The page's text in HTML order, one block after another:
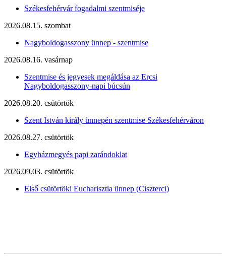
Székesfehérvár fogadalmi szentmiséje
2026.08.15. szombat
Nagyboldogasszony ünnep - szentmise
2026.08.16. vasárnap
Szentmise és jegyesek megáldása az Ercsi
Nagyboldogasszony-napi búcsún
2026.08.20. csütörtök
Szent István király ünnepén szentmise Székesfehérváron
2026.08.27. csütörtök
Egyházmegyés papi zarándoklat
2026.09.03. csütörtök
Első csütörtöki Eucharisztia ünnep (Ciszterci)